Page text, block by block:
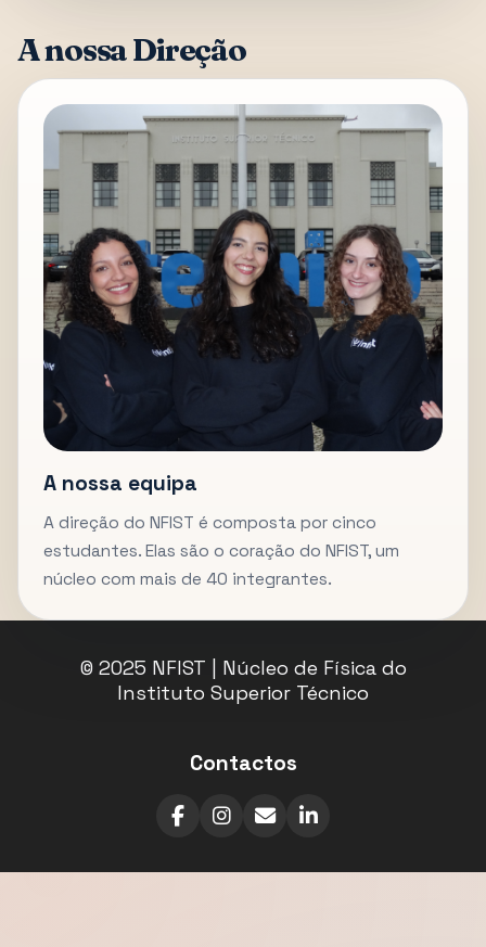
A nossa Direção
A nossa equipa
A direção do NFIST é composta por cinco
estudantes. Elas são o coração do NFIST, um
núcleo com mais de 40 integrantes.
© 2025 NFIST | Núcleo de Física do
Instituto Superior Técnico
Contactos